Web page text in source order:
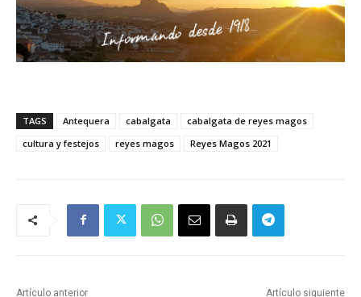
TAGS Antequera cabalgata
cabalgata de reyes magos
cultura y festejos
reyes magos Reyes Magos 2021
Artículo anterior Artículo siguiente